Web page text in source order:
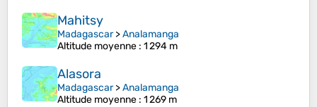
Mahitsy
Madagascar>Analamanga
Altitude moyenne : 1 294 m
Alasora
Madagascar>Analamanga
Altitude moyenne : 1 269 m